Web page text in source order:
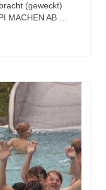
(geweckt)
MACHEN AB …